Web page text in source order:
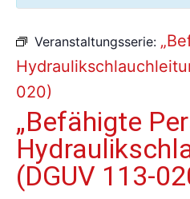
Veranstaltungsserie:
020)
„Befähigte
(DGUV 113-